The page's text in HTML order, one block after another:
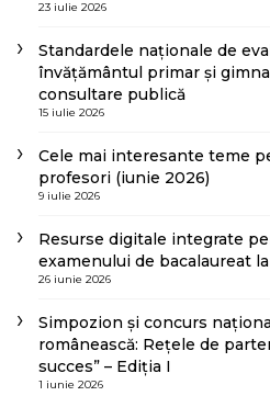
23 iulie 2026
Standardele naționale de
învățământul primar și
consultare publică
15 iulie 2026
Cele mai interesante teme
profesori (iunie 2026)
9 iulie 2026
Resurse digitale integrate
examenului de bacalaureat
26 iunie 2026
Simpozion și concurs
românească: Rețele de
succes” – Ediția I
1 iunie 2026